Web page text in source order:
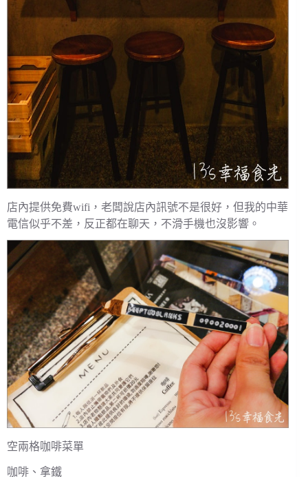
店內提供免費wifi，老闆說店內訊號不是很好，但我的中華
電信似乎不差，反正都在聊天，不滑手機也沒影響。
空兩格咖啡菜單
咖啡、拿鐵